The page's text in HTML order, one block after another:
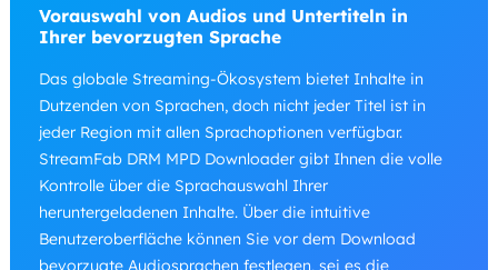
Vorauswahl von Audios und Untertiteln in
Ihrer bevorzugten Sprache
Das globale Streaming-Ökosystem bietet Inhalte in
Dutzenden von Sprachen, doch nicht jeder Titel ist in
jeder Region mit allen Sprachoptionen verfügbar.
StreamFab DRM MPD Downloader gibt Ihnen die volle
Kontrolle über die Sprachauswahl Ihrer
heruntergeladenen Inhalte. Über die intuitive
Benutzeroberfläche können Sie vor dem Download
bevorzugte Audiosprachen festlegen, sei es die